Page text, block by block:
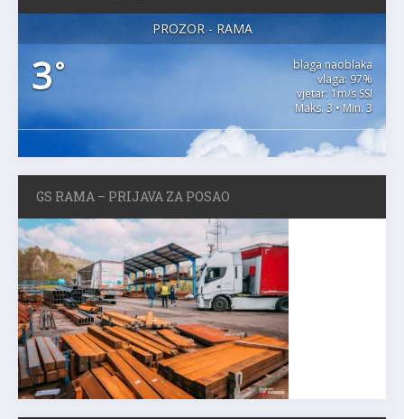
PROZOR - RAMA
3°
blaga naoblaka
vlaga: 97%
vjetar: 1m/s SSI
Maks. 3 • Min. 3
GS RAMA – PRIJAVA ZA POSAO